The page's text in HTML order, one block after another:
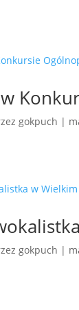
gokpuch |
gokpuch |